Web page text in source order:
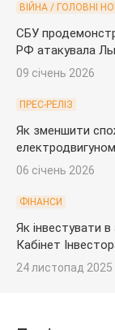
ВІЙНА / ГОЛОВНІ
СБУ
РФ атакувала
09 січень 2026
ПРЕС-РЕЛІЗ
Як зменшити
06 січень 2026
ФІНАНСИ
Як інвестувати в
Кабінет
24 листопад 2025